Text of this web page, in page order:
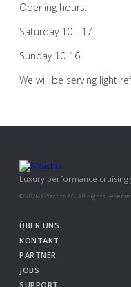
Opening hours:
Saturday 10 - 17
Sunday 10-16
We will be serving light
Luxury performance cruising
© 2026 X-Yachts A/S. All Rights
ÜBER UNS
KONTAKT
PARTNER
JOBS
SUPPORT